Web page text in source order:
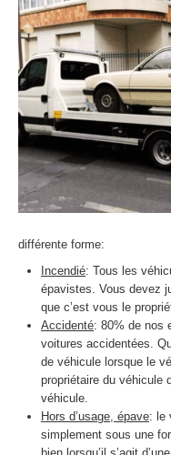
différente forme:
Incendié: Tous les
épavistes. Vous devez
que c’est vous le
Accidenté: 80% de nos
voitures accidentées.
de véhicule lorsque le
propriétaire du véhicule
véhicule.
Hors d’usage, épave: le
simplement sous une